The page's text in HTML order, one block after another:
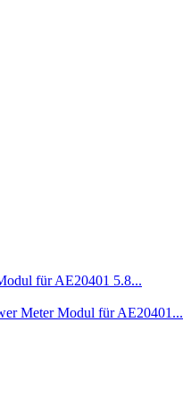
für AE20401 5.8...
Meter Modul für AE20401...